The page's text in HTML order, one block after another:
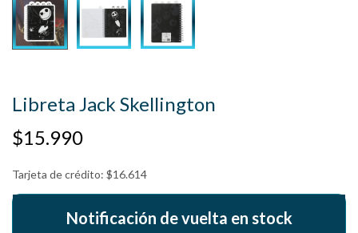
Libreta Jack Skellington
$15.990
Tarjeta de crédito: $16.614
Notificación de vuelta en stock